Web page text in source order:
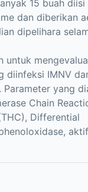
15 buah diisi
dan diberikan
dipelihara
untuk
diinfeksi IMNV
Parameter yang
Chain
Differential